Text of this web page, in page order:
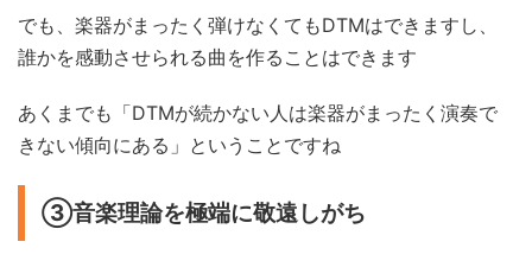
でも、楽器がまったく弾けなくてもDTMはできますし、
誰かを感動させられる曲を作ることはできます
あくまでも「DTMが続かない人は楽器がまったく演奏で
きない傾向にある」ということですね
③音楽理論を極端に敬遠しがち